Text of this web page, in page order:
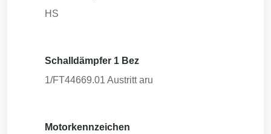
HS
Schalldämpfer 1 Bez
1/FT44669.01 Austritt aru
Motorkennzeichen